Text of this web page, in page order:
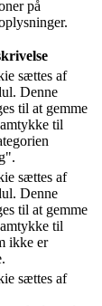
på
sættes af
Denne
til at gemme
til
sættes af
Denne
til at gemme
til
ikke er
sættes af